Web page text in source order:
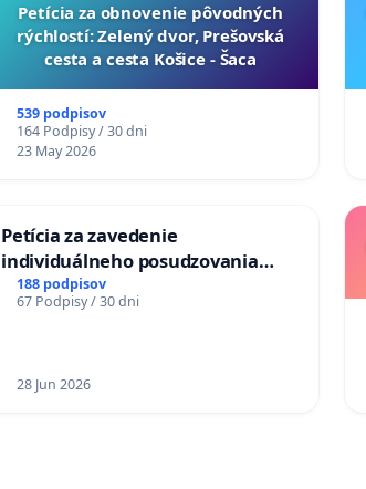
​Petícia za obnovenie pôvodných
rýchlostí: Zelený dvor, Prešovská
cesta a cesta Košice - Šaca
539 podpisov
164 Podpisy / 30 dni
23 May 2026
Petícia za zavedenie
individuálneho posudzovania
zdravotnej spôsobilosti osôb s
diabetom 1. a 2. typu pri prijímaní
188 podpisov
67 Podpisy / 30 dni
28 Jun 2026